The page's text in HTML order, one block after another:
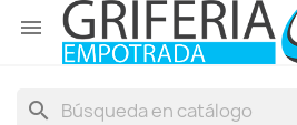

search